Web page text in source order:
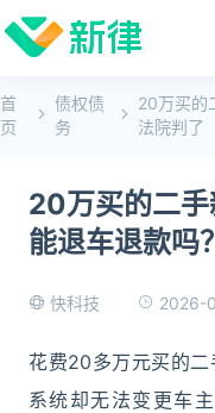
首
页
债权债
务
20万买的
法院判了
20万买的二手
能退车退款吗
快科技 2026-
花费20多万元买的
系统却无法变更车